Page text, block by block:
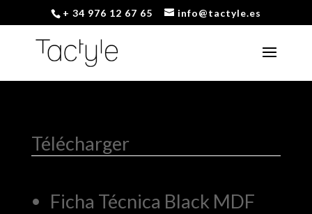
+ 34 976 12 67 65 info@tactyle.es
Télécharger
Ficha Técnica Black MDF